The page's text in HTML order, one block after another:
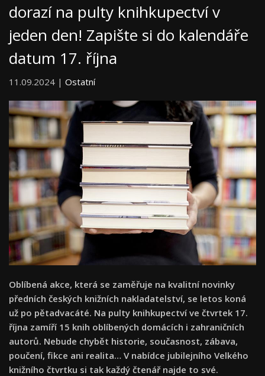
dorazí na pulty knihkupectví v
jeden den! Zapište si do kalendáře
datum 17. října
11.09.2024 | Ostatní
Oblíbená akce, která se zaměřuje na kvalitní novinky
předních českých knižních nakladatelství, se letos koná
už po pětadvacáté. Na pulty knihkupectví ve čtvrtek 17.
října zamíří 15 knih oblíbených domácích i zahraničních
autorů. Nebude chybět historie, současnost, zábava,
poučení, fikce ani realita… V nabídce jubilejního Velkého
knižního čtvrtku si tak každý čtenář najde to své.